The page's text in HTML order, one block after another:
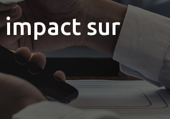
sur